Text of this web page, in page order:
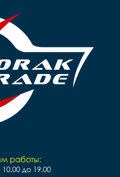
работы:
до 19.00